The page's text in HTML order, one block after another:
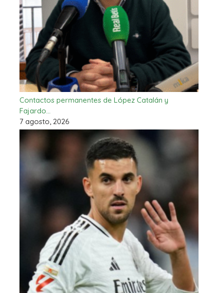
Contactos permanentes de López Catalán y
Fajardo…
7 agosto, 2026